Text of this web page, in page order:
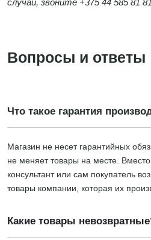
случай, звоните +375 44 585 81
Вопросы и ответы
Что такое гарантия
Магазин не несет гарантийных
не меняет товары на месте.
консультант или сам покупатель
товары компании, которая их
Какие товары